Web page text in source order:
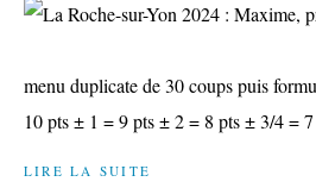
menu duplicate de 30 coups puis
10 pts ± 1 = 9 pts ± 2 = 8 pts ± 3/4 =
LIRE LA SUITE